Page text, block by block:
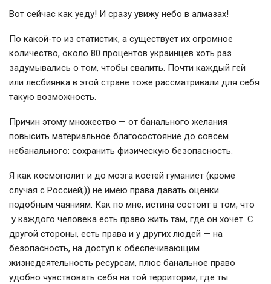
Вот сейчас как уеду! И сразу увижу небо в алмазах!
По какой-то из статистик, а существует их огромное
количество, около 80 процентов украинцев хоть раз
задумывались о том, чтобы свалить. Почти каждый гей
или лесбиянка в этой стране тоже рассматривали для себя
такую возможность.
Причин этому множество — от банального желания
повысить материальное благосостояние до совсем
небанального: сохранить физическую безопасность.
Я как космополит и до мозга костей гуманист (кроме
случая с Россией;)) не имею права давать оценки
подобным чаяниям. Как по мне, истина состоит в том, что
у каждого человека есть право жить там, где он хочет. С
другой стороны, есть права и у других людей — на
безопасность, на доступ к обеспечивающим
жизнедеятельность ресурсам, плюс банальное право
удобно чувствовать себя на той территории, где ты